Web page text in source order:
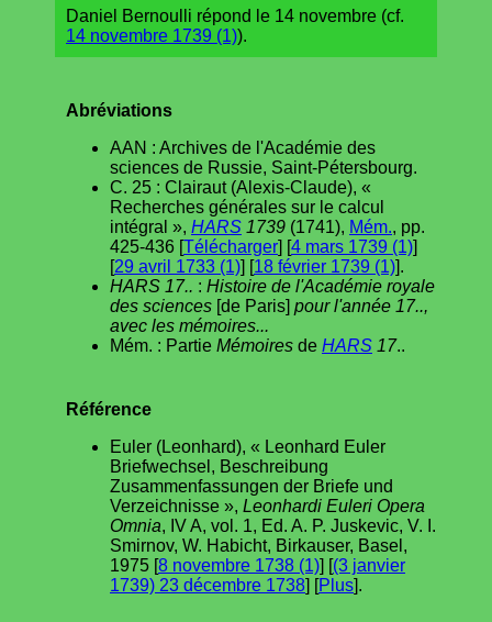
Daniel Bernoulli répond le 14 novembre (cf.
14 novembre 1739 (1)).
Abréviations
AAN : Archives de l'Académie des
sciences de Russie, Saint-Pétersbourg.
C. 25 : Clairaut (Alexis-Claude), «
Recherches générales sur le calcul
intégral », HARS 1739 (1741), Mém., pp.
425-436 [Télécharger] [4 mars 1739 (1)]
[29 avril 1733 (1)] [18 février 1739 (1)].
HARS 17.. : Histoire de l'Académie royale
des sciences [de Paris] pour l'année 17..,
avec les mémoires...
Mém. : Partie Mémoires de HARS 17..
Référence
Euler (Leonhard), « Leonhard Euler
Briefwechsel, Beschreibung
Zusammenfassungen der Briefe und
Verzeichnisse », Leonhardi Euleri Opera
Omnia, IV A, vol. 1, Ed. A. P. Juskevic, V. I.
Smirnov, W. Habicht, Birkauser, Basel,
1975 [8 novembre 1738 (1)] [(3 janvier
1739) 23 décembre 1738] [Plus].